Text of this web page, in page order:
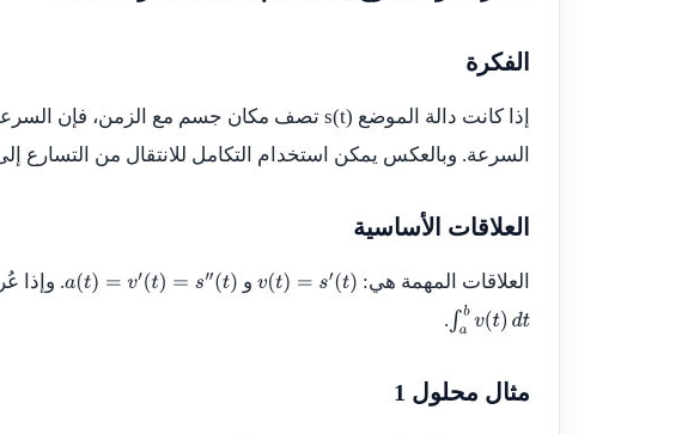
الفكرة
إذا كانت دالة الموضع s(t) تصف مكان جسم مع الزمن، فإن
السرعة. وبالعكس يمكن استخدام التكامل للانتقال من التسارع
العلاقات الأساسية
العلاقات المهمة هي: v(t)=s′ (t) و a(t)= v′ (t) =s″ (t)
. وإذا
∫abv(t) dt
.
مثال محلول 1